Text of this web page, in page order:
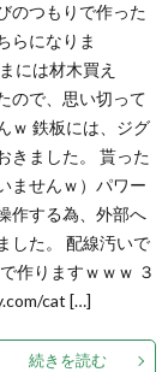
のつもりで作った
らになりま
には材木買え
ので、思い切って
ｗ 鉄板には、ジグ
きました。 貰った
ませんｗ）パワー
作する為、外部へ
した。 配線汚いで
作りますｗｗｗ ３
cat […]
続きを読む